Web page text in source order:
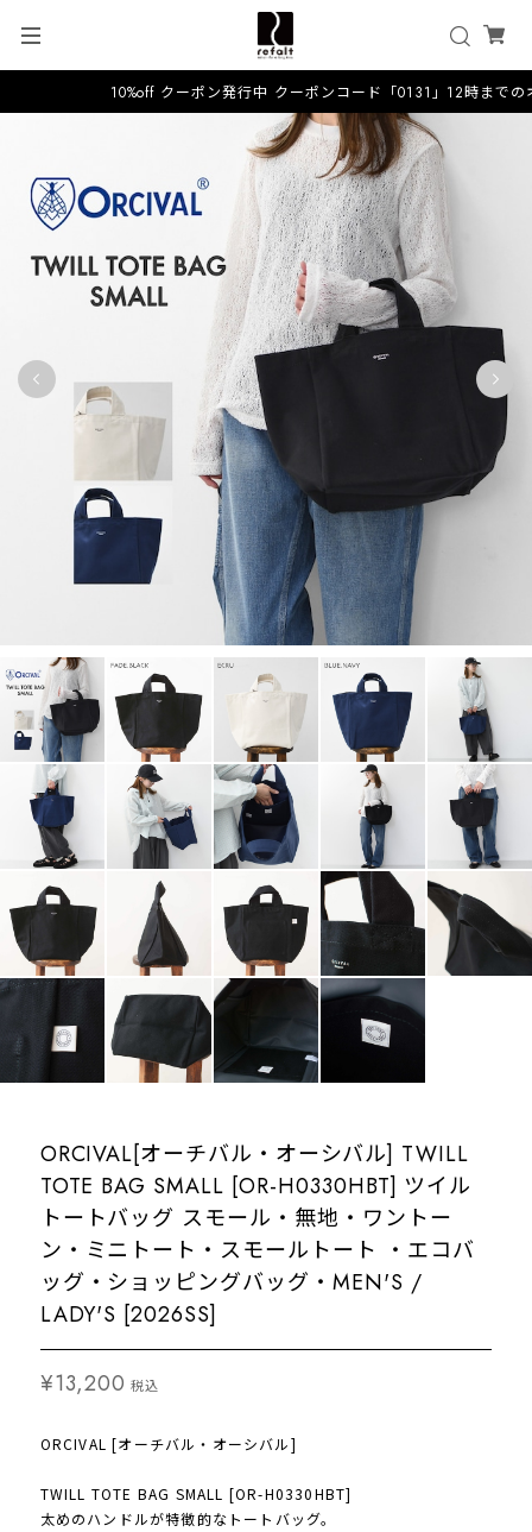
10%off クーポン発行中 クーポンコード「0131」12時まで
ORCIVAL[オーチバル・オーシバル] TWILL
TOTE BAG SMALL [OR-H0330HBT] ツイル
トートバッグ スモール・無地・ワントー
ン・ミニトート・スモールトート ・エコバ
ッグ・ショッピングバッグ・MEN'S /
LADY'S [2026SS]
¥13,200 税込
ORCIVAL [オーチバル・オーシバル]
TWILL TOTE BAG SMALL [OR-H0330HBT]
太めのハンドルが特徴的なトートバッグ。